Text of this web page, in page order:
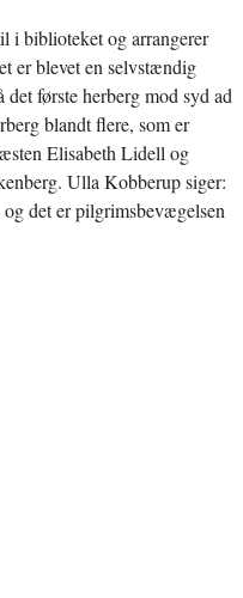
i biblioteket og arrangerer
er blevet en selvstændig
første herberg mod syd ad
blandt flere, som er
Elisabeth Lidell og
Ulla Kobberup siger:
det er pilgrimsbevægelsen